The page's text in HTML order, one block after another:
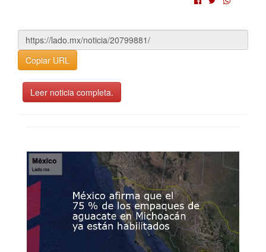
Copiar URL
Leer noticia completa.